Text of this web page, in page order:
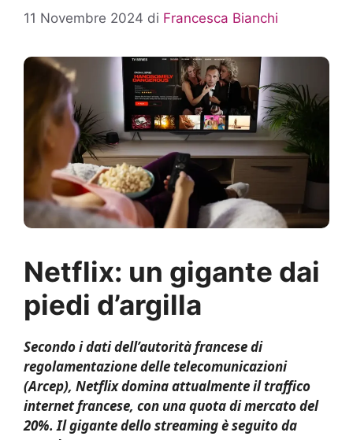
11 Novembre 2024 di Francesca Bianchi
Netflix: un gigante dai
piedi d’argilla
Secondo i dati dell’autorità francese di
regolamentazione delle telecomunicazioni
(Arcep), Netflix domina attualmente il traffico
internet francese, con una quota di mercato del
20%. Il gigante dello streaming è seguito da